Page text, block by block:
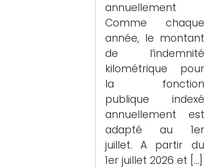
annuellement
Comme chaque
année, le montant
de l’indemnité
kilométrique pour
la fonction
publique indexé
annuellement est
adapté au 1er
juillet. A partir du
1er juillet 2026 et […]